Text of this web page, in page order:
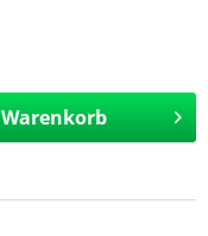
Warenkorb